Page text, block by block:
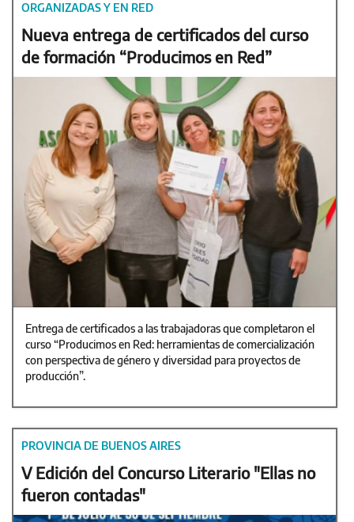
ORGANIZADAS Y EN RED
Nueva entrega de certificados del curso
de formación “Producimos en Red”
Entrega de certificados a las trabajadoras que completaron el
curso “Producimos en Red: herramientas de comercialización
con perspectiva de género y diversidad para proyectos de
producción”.
PROVINCIA DE BUENOS AIRES
V Edición del Concurso Literario "Ellas no
fueron contadas"